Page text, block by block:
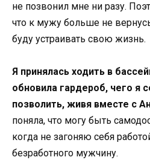
не позвонил мне ни разу.
что к мужу больше не
буду устраивать свою жизнь.
Я принялась ходить в
обновила гардероб, чего я
позволить, живя вместе с
поняла, что могу быть
когда не загоняю себя
безработного мужчину.